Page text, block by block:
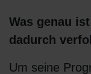
Was genau
dadurch
Um seine